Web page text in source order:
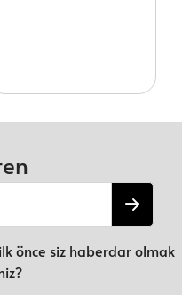
önce siz haberdar olmak